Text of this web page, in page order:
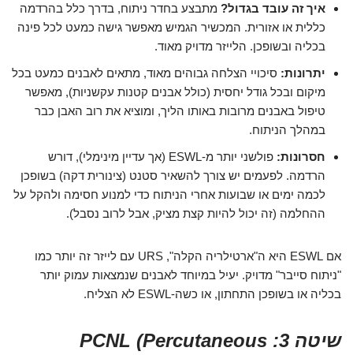
איך זה עובד בגדול? מתבצע בחדר ניתוח, בדרך כלל בהרדמה
כללית או אזורית. המכשיר הגמיש מאפשר גישה כמעט לכל פינה
בכליה ובשופכן. הלייזר מדויק מאוד.
יתרונות: סיכויי הצלחה גבוהים מאוד, מתאים לאבנים כמעט בכל
מיקום ובכל גודל יחסית (כולל אבנים קטנות עקשניות), מאפשר
טיפול באבנים מרובות באותו הליך, ומוציא את רוב האבן כבר
במהלך הניתוח.
חסרונות:
פולשני יותר מ-ESWL (אך עדיין מינימלי), דורש
הרדמה. לפעמים יש צורך להשאיר סטנט (צינורית דקה) בשופכן
לכמה ימים או שבועות אחרי הניתוח כדי למנוע חסימה ולהקל על
ההחלמה (זה יכול להיות קצת מציק, אבל לרוב נסבל).
אם ESWL היא ה"ארטילריה הקלה", URS עם לייזר זה יותר כמו
"ניתוח סייבר" מדויק. יעיל במיוחד לאבנים שנמצאות עמוק יותר
בכליה או בשופכן התחתון, או כשה-ESWL לא הצליח.
שיטה 3: PCNL (Percutaneous